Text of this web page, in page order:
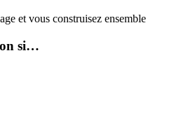
et vous construisez ensemble
si…